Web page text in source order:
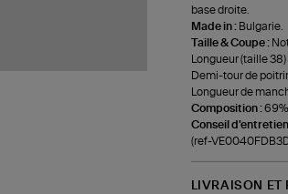
base droite.
Made in : Bulgarie.
Taille & Coupe :
Longueur (taille 38)
Demi-tour de
Longueur de
Composition :
Conseil
(ref-
LIVRAISON ET